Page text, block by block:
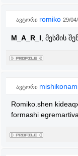
ავტორი romiko 29/
M_A_R_I, მესმის
ავტორი
Romiko.shen
formashi